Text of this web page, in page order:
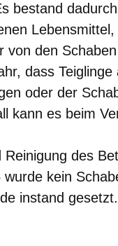
bestand
von den
dass
oder der
kann es beim
des
kein
instand gesetzt.